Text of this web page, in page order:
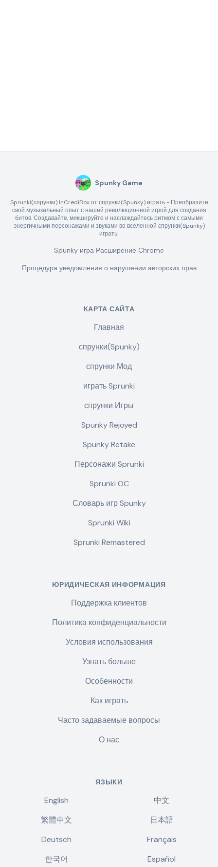
Spunky Game
Sprunki(спрунки) InCrediBox от спрунки(Spunky) играть - Преобразите
свой музыкальный опыт с нашей революционной игрой для создания
битов. Создавайте, микшируйте и наслаждайтесь ритмом с самыми
энергичными персонажами и звуками во вселенной спрунки(Spunky)
играть!
Spunky игра Расширение Chrome
Процедура уведомления о нарушении авторских прав
КАРТА САЙТА
Главная
спрунки(Spunky)
спрунки Мод
играть Sprunki
спрунки Игры
Spunky Rejoyed
Spunky Retake
Персонажи Sprunki
Sprunki OC
Словарь игр Spunky
Sprunki Wiki
Sprunki Remastered
ЮРИДИЧЕСКАЯ ИНФОРМАЦИЯ
Поддержка клиентов
Политика конфиденциальности
Условия использования
Узнать больше
Особенности
Как играть
Часто задаваемые вопросы
О нас
ЯЗЫКИ
English
中文
繁體中文
日本語
Deutsch
Français
한국어
Español